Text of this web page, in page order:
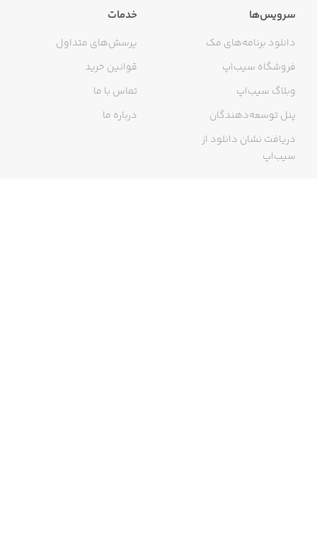
سرویس‌ها
دانلود برنامه‌های مک
فروشگاه سیب‌اپ
وبلاگ سیب‌اپ
پنل توسعه‌دهندگان
دریافت نشان دانلود از
سیب‌اپ
خدمات
پرسش‌های متداول
قوانین خرید
تماس با ما
درباره ما